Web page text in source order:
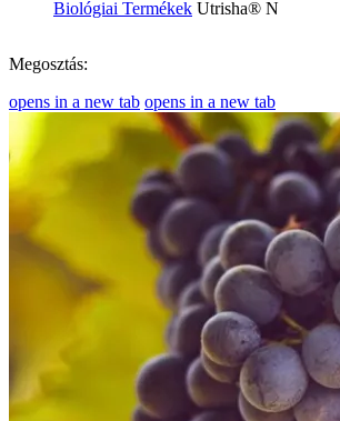
Biológiai Termékek Utrisha® N
Megosztás:
opens in a new tab opens in a new tab